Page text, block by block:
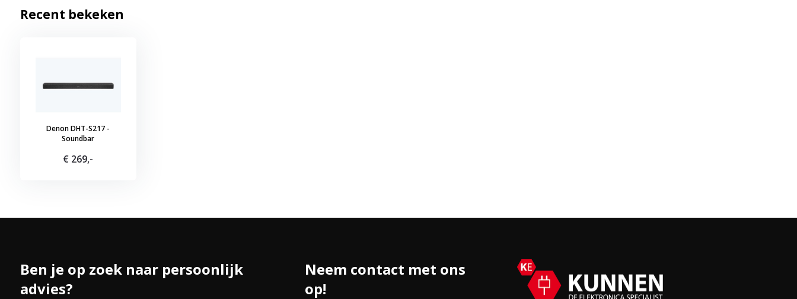
Recent bekeken
Denon DHT-S217 -
Soundbar
€ 269,-
Ben je op zoek naar persoonlijk
advies?
Neem contact met ons
op!